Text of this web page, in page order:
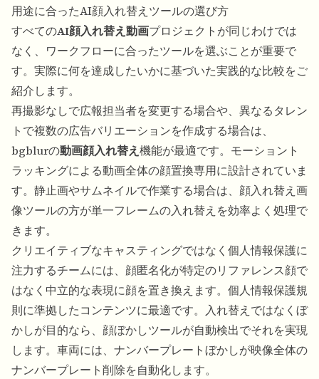
用途に合ったAI顔入れ替えツールの選び方
すべてのAI顔入れ替え動画プロジェクトが同じわけでは
なく、ワークフローに合ったツールを選ぶことが重要で
す。実際に何を達成したいかに基づいた実践的な比較をご
紹介します。
再撮影なしで広報担当者を変更する場合や、異なるタレン
トで複数の広告バリエーションを作成する場合は、
bgblurの動画顔入れ替え機能が最適です。モーショント
ラッキングによる動画全体の顔置換専用に設計されていま
す。静止画やサムネイルで作業する場合は、 顔入れ替え画
像ツールの方が単一フレームの入れ替えを効率よく処理で
きます。
クリエイティブなキャスティングではなく個人情報保護に
注力するチームには、 顔匿名化が特定のリファレンス顔で
はなく中立的な表現に顔を置き換えます。個人情報保護規
則に準拠したコンテンツに最適です。入れ替えではなくぼ
かしが目的なら、 顔ぼかしツールが自動検出でそれを実現
します。車両には、 ナンバープレートぼかしが映像全体の
ナンバープレート削除を自動化します。